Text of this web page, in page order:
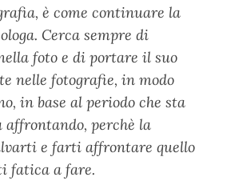
è come continuare la
Cerca sempre di
foto e di portare il suo
nelle fotografie, in modo
in base al periodo che sta
affrontando, perchè la
e farti affrontare quello
fatica a fare.